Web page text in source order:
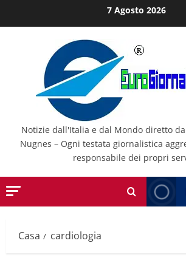
al
7 Agosto 2026
Notizie dall'Italia e dal Mondo diretto da
Nugnes – Ogni testata giornalistica
responsabile dei propri
Casa cardiologia